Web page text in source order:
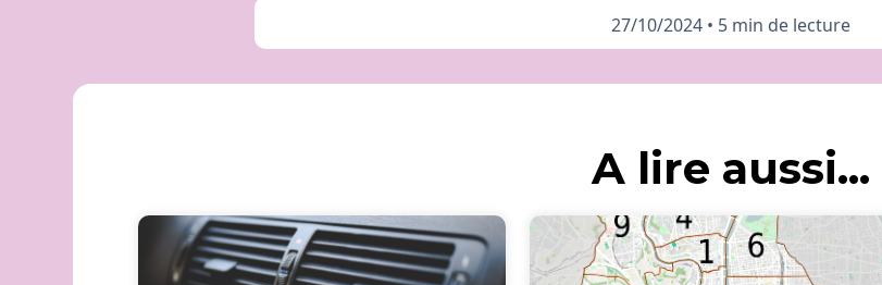
27/10/2024 • 5 min de lecture
A lire aussi...